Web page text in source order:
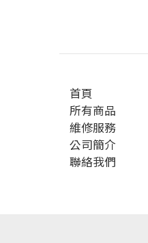
首頁
所有商品
維修服務
公司簡介
聯絡我們